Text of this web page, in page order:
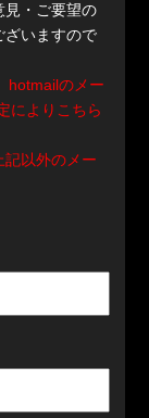
見・ご要望の
ざいますので
hotmailのメー
によりこちら
以外のメー